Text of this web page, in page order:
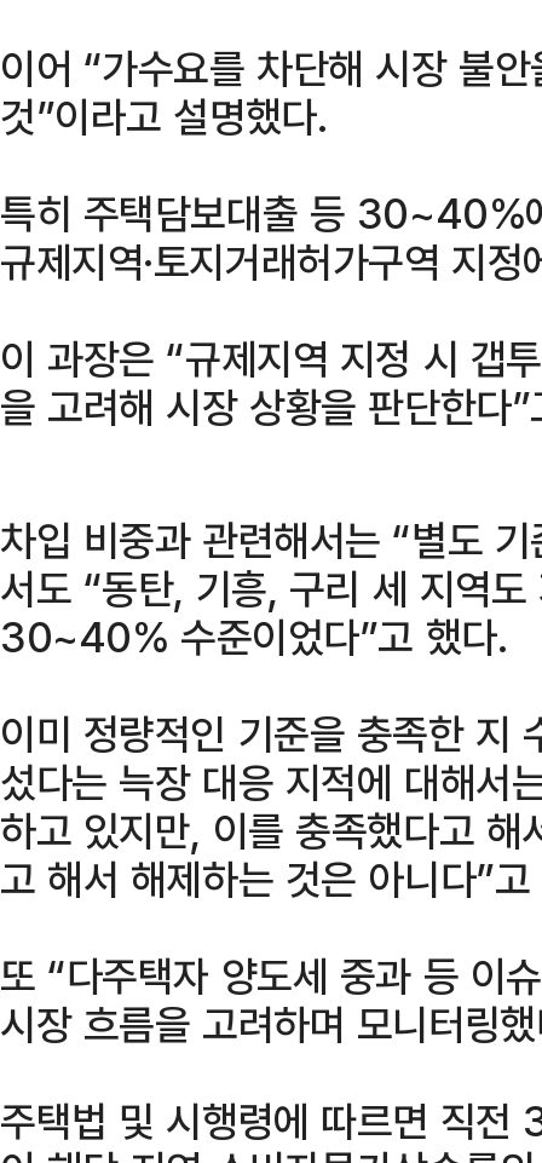
이어 “가수요를 차단해 시장 불
것”이라고 설명했다.
특히 주택담보대출 등 30~40%
규제지역·토지거래허가구역 지
이 과장은 “규제지역 지정 시 갭
을 고려해 시장 상황을 판단한다
차입 비중과 관련해서는 “별도
서도 “동탄, 기흥, 구리 세 지역
30~40% 수준이었다”고 했다.
이미 정량적인 기준을 충족한 지
섰다는 늑장 대응 지적에 대해서
하고 있지만, 이를 충족했다고
고 해서 해제하는 것은 아니다”
또 “다주택자 양도세 중과 등 이
시장 흐름을 고려하며 모니터링
주택법 및 시행령에 따르면 직전